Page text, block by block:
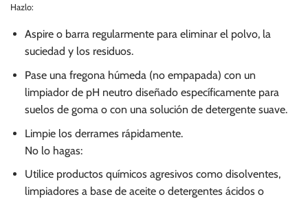
Hazlo:
Aspire o barra regularmente para eliminar el polvo, la
suciedad y los residuos.
Pase una fregona húmeda (no empapada) con un
limpiador de pH neutro diseñado específicamente para
suelos de goma o con una solución de detergente suave.
Limpie los derrames rápidamente.
No lo hagas:
Utilice productos químicos agresivos como disolventes,
limpiadores a base de aceite o detergentes ácidos o